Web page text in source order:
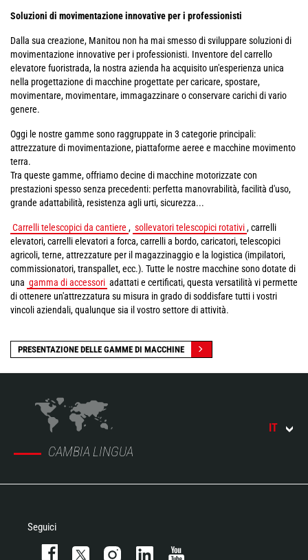
Soluzioni di movimentazione innovative per i professionisti
Dalla sua creazione, Manitou non ha mai smesso di sviluppare soluzioni di
movimentazione innovative per i professionisti. Inventore del carrello
elevatore fuoristrada, la nostra azienda ha acquisito un'esperienza unica
nella progettazione di macchine progettate per caricare, spostare,
movimentare, movimentare, immagazzinare o conservare carichi di vario
genere.
Oggi le nostre gamme sono raggruppate in 3 categorie principali:
attrezzature di movimentazione, piattaforme aeree e macchine movimento
terra.
Tra queste gamme, offriamo decine di macchine motorizzate con
prestazioni spesso senza precedenti: perfetta manovrabilità, facilità d'uso,
grande adattabilità, resistenza agli urti, sicurezza...
Carrelli telescopici da cantiere , sollevatori telescopici rotativi, carrelli
elevatori, carrelli elevatori a forca, carrelli a bordo, caricatori, telescopici
agricoli, terne, attrezzature per il magazzinaggio e la logistica (impilatori,
commissionatori, transpallet, ecc.). Tutte le nostre macchine sono dotate di
una gamma di accessori adattati e certificati, questa versatilità vi permette
di ottenere un'attrezzatura su misura in grado di soddisfare tutti i vostri
vincoli aziendali, qualunque sia il vostro settore di attività.
PRESENTAZIONE DELLE GAMME DI MACCHINE
CAMBIA LINGUA
IT
Seguici